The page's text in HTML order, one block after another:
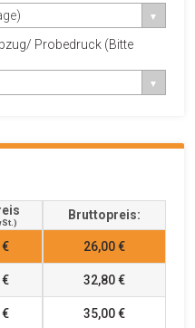
Probedruck (Bitte
Bruttopreis:
26,00 €
32,80 €
35,00 €